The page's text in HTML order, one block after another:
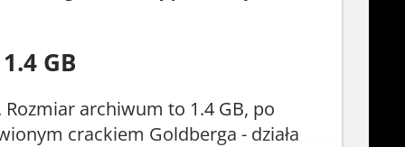
GB
archiwum to 1.4 GB, po
crackiem Goldberga - działa